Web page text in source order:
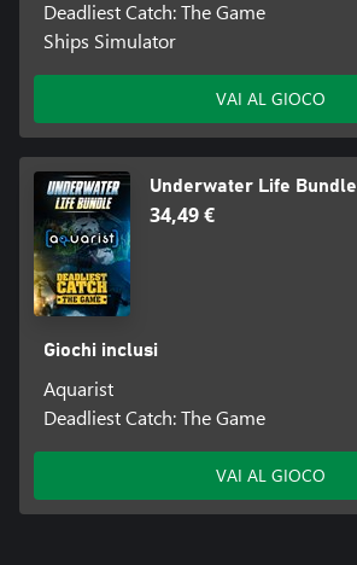
Deadliest Catch: The Game
Ships Simulator
VAI AL GIOCO
Underwater Life Bundle
34,49 €
Giochi inclusi
Aquarist
Deadliest Catch: The Game
VAI AL GIOCO